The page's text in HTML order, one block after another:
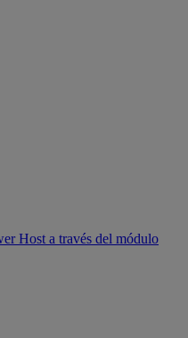
Host a través del módulo